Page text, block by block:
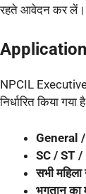
रहते आवेदन कर लें।
NPCIL
निर्धारित किया गया
General
SC / ST /
सभी महिला
भुगतान का